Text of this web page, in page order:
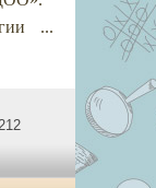
...